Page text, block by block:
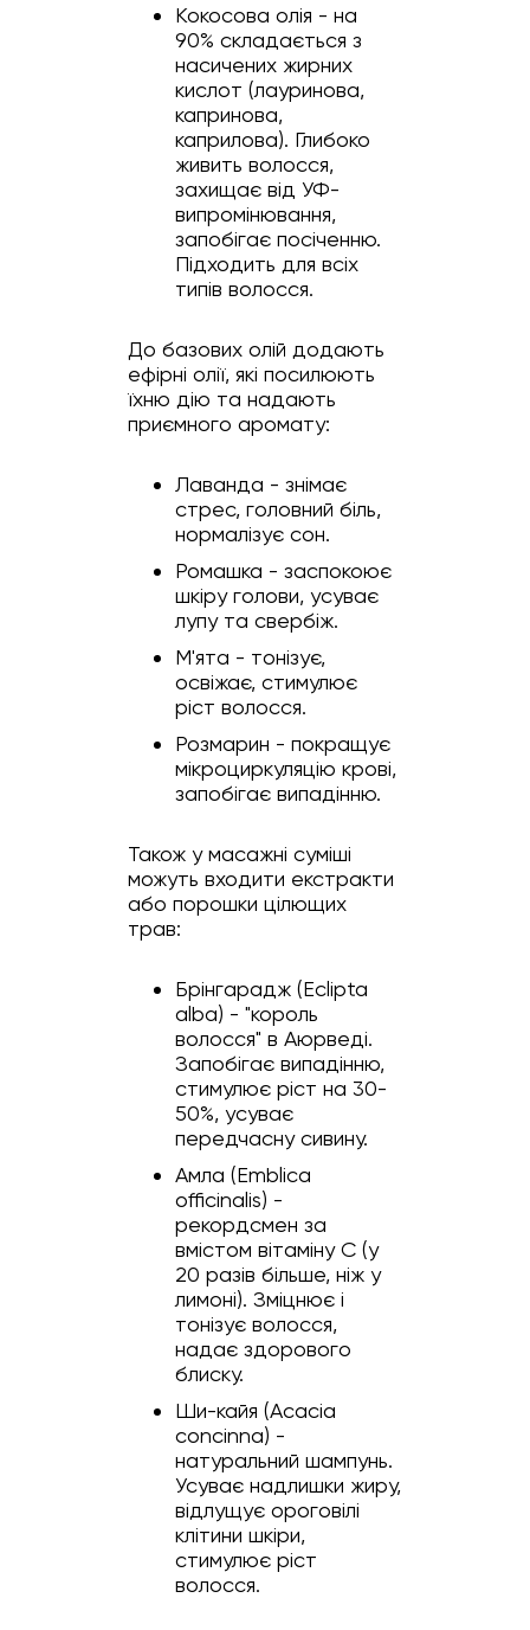
Кокосова олія - на
90% складається з
насичених жирних
кислот (лауринова,
капринова,
каприлова). Глибоко
живить волосся,
захищає від УФ-
випромінювання,
запобігає посіченню.
Підходить для всіх
типів волосся.
До базових олій додають
ефірні олії, які посилюють
їхню дію та надають
приємного аромату:
Лаванда - знімає
стрес, головний біль,
нормалізує сон.
Ромашка - заспокоює
шкіру голови, усуває
лупу та свербіж.
М'ята - тонізує,
освіжає, стимулює
ріст волосся.
Розмарин - покращує
мікроциркуляцію крові,
запобігає випадінню.
Також у масажні суміші
можуть входити екстракти
або порошки цілющих
трав:
Брінгарадж (Eclipta
alba) - "король
волосся" в Аюрведі.
Запобігає випадінню,
стимулює ріст на 30-
50%, усуває
передчасну сивину.
Амла (Emblica
officinalis) -
рекордсмен за
вмістом вітаміну С (у
20 разів більше, ніж у
лимоні). Зміцнює і
тонізує волосся,
надає здорового
блиску.
Ши-кайя (Acacia
concinna) -
натуральний шампунь.
Усуває надлишки жиру,
відлущує ороговілі
клітини шкіри,
стимулює ріст
волосся.